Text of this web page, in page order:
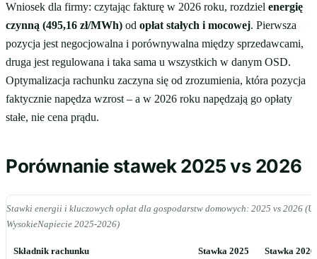
Wniosek dla firmy: czytając fakturę w 2026 roku, rozdziel energię
czynną (495,16 zł/MWh) od opłat stałych i mocowej. Pierwsza
pozycja jest negocjowalna i porównywalna między sprzedawcami,
druga jest regulowana i taka sama u wszystkich w danym OSD.
Optymalizacja rachunku zaczyna się od zrozumienia, która pozycja
faktycznie napędza wzrost – a w 2026 roku napędzają go opłaty
stałe, nie cena prądu.
Porównanie stawek 2025 vs 2026
Stawki energii i kluczowych opłat dla gospodarstw domowych: 2025 vs 2026
WysokieNapiecie 2025-2026)
Składnik rachunku Stawka 2025 Stawka 2026